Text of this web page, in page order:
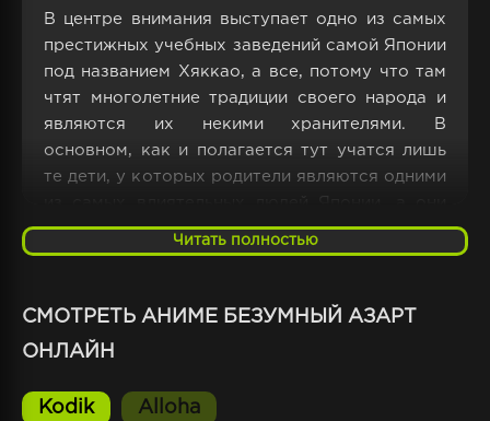
В центре внимания выступает одно из самых
престижных учебных заведений самой Японии
под названием Хяккао, а все, потому что там
чтят многолетние традиции своего народа и
являются их некими хранителями. В
основном, как и полагается тут учатся лишь
те дети, у которых родители являются одними
сами причислены к лику золотой молодежи.
достигнуты в спорте, учебе и творчестве,
ведь самое главное тут, это иметь деньги и
ситуации. Такое мастерство лучше всего
Читать полностью
СМОТРЕТЬ АНИМЕ БЕЗУМНЫЙ АЗАРТ
ОНЛАЙН
Kodik Alloha